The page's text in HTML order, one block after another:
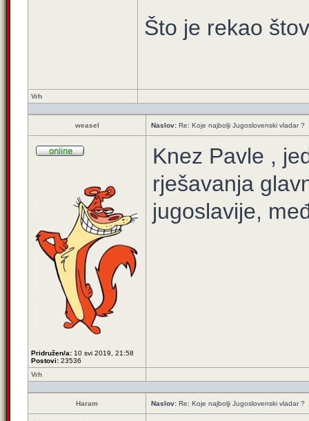
Što je rekao
Vrh
weasel Naslov: Re: Koje najbolji Jugoslovenski vladar ?
Pridružen/a: 10 svi 2019, 21:58
Postovi: 23536
Knez Pavle ,
rješavanja
jugoslavije,
Vrh
Haram Naslov: Re: Koje najbolji Jugoslovenski vladar ?